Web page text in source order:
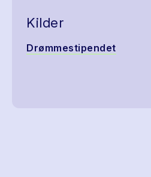
Kilder
Drømmestipendet